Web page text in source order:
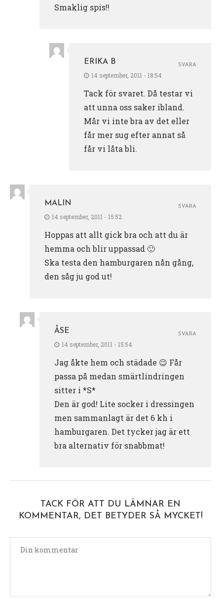
Smaklig spis!!
ERIKA B
14 september, 2011 - 18:54
Tack för svaret. Då testar vi
att unna oss saker ibland.
Mår vi inte bra av det eller
får mer sug efter annat så
får vi låta bli.
SVARA
MALIN
14 september, 2011 - 15:52
Hoppas att allt gick bra och att du är
hemma och blir uppassad 🙂
Ska testa den hamburgaren nån gång,
den såg ju god ut!
SVARA
ÅSE
14 september, 2011 - 15:54
Jag åkte hem och städade 😉 Får
passa på medan smärtlindringen
sitter i *S*
Den är god! Lite socker i dressingen
men sammanlagt är det 6 kh i
hamburgaren. Det tycker jag är ett
bra alternativ för snabbmat!
SVARA
TACK FÖR ATT DU LÄMNAR EN
KOMMENTAR, DET BETYDER SÅ MYCKET!